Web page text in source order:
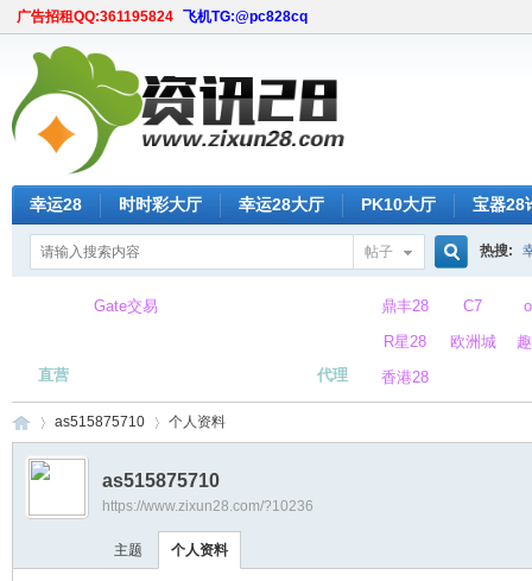
广告招租QQ:361195824 飞机TG:@pc828cq
幸运28 时时彩大厅 幸运28大厅 PK10大厅 宝器28
帖子 热搜:
直营
Gate交易
代理
鼎丰28 C7
R星28
欧洲城
香港28
›
as515875710 个人资料
as515875710
https://www.zixun28.com/?10236
主题 个人资料